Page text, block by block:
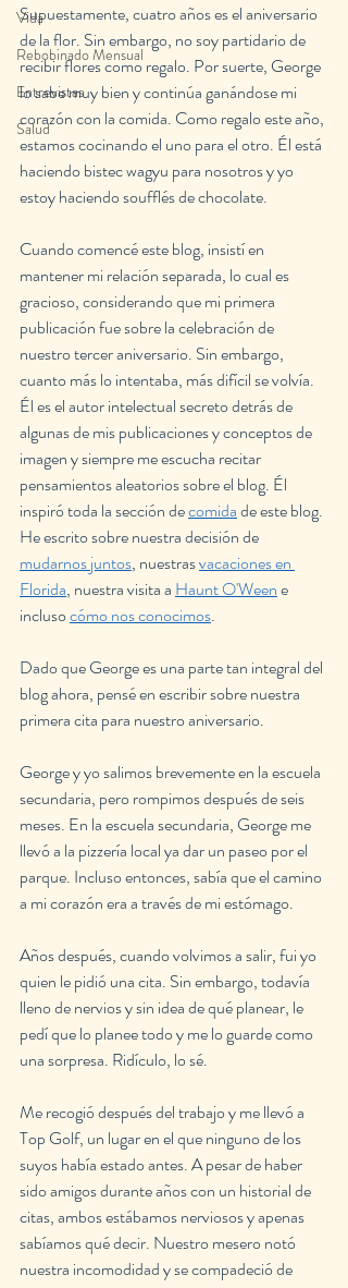
Vida
Rebobinado Mensual
Entrevistas
Salud
Supuestamente, cuatro años es el aniversario
de la flor. Sin embargo, no soy partidario de
recibir flores como regalo. Por suerte, George
lo sabe muy bien y continúa ganándose mi
corazón con la comida. Como regalo este año,
estamos cocinando el uno para el otro. Él está
haciendo bistec wagyu para nosotros y yo
estoy haciendo soufflés de chocolate.
Cuando comencé este blog, insistí en
mantener mi relación separada, lo cual es
gracioso, considerando que mi primera
publicación fue sobre la celebración de
nuestro tercer aniversario. Sin embargo,
cuanto más lo intentaba, más difícil se volvía.
Él es el autor intelectual secreto detrás de
algunas de mis publicaciones y conceptos de
imagen y siempre me escucha recitar
pensamientos aleatorios sobre el blog. Él
inspiró toda la sección de comida de este blog.
He escrito sobre nuestra decisión de
mudarnos juntos, nuestras vacaciones en
Florida, nuestra visita a Haunt O'Ween e
incluso cómo nos conocimos.
Dado que George es una parte tan integral del
blog ahora, pensé en escribir sobre nuestra
primera cita para nuestro aniversario.
George y yo salimos brevemente en la escuela
secundaria, pero rompimos después de seis
meses. En la escuela secundaria, George me
llevó a la pizzería local ya dar un paseo por el
parque. Incluso entonces, sabía que el camino
a mi corazón era a través de mi estómago.
Años después, cuando volvimos a salir, fui yo
quien le pidió una cita. Sin embargo, todavía
lleno de nervios y sin idea de qué planear, le
pedí que lo planee todo y me lo guarde como
una sorpresa. Ridículo, lo sé.
Me recogió después del trabajo y me llevó a
Top Golf, un lugar en el que ninguno de los
suyos había estado antes. A pesar de haber
sido amigos durante años con un historial de
citas, ambos estábamos nerviosos y apenas
sabíamos qué decir. Nuestro mesero notó
nuestra incomodidad y se compadeció de